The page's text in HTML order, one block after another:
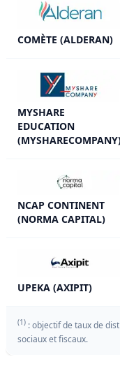
COMÈTE (ALDERAN)
MYSHARE
EDUCATION
NCAP CONTINENT
(NORMA CAPITAL)
UPEKA (AXIPIT)
(1) : objectif de taux de
sociaux et fiscaux.